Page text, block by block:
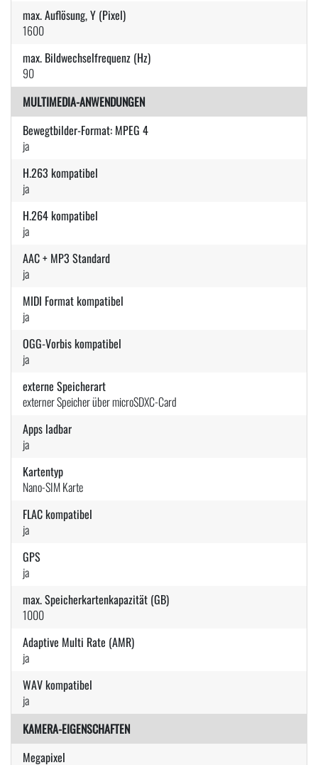
max. Auflösung, Y (Pixel)
1600
max. Bildwechselfrequenz (Hz)
90
MULTIMEDIA-ANWENDUNGEN
Bewegtbilder-Format: MPEG 4
ja
H.263 kompatibel
ja
H.264 kompatibel
ja
AAC + MP3 Standard
ja
MIDI Format kompatibel
ja
OGG-Vorbis kompatibel
ja
externe Speicherart
externer Speicher über microSDXC-Card
Apps ladbar
ja
Kartentyp
Nano-SIM Karte
FLAC kompatibel
ja
GPS
ja
max. Speicherkartenkapazität (GB)
1000
Adaptive Multi Rate (AMR)
ja
WAV kompatibel
ja
KAMERA-EIGENSCHAFTEN
Megapixel